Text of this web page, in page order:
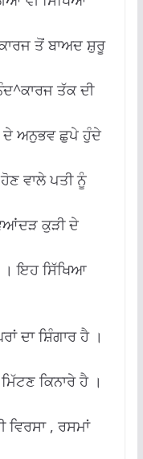
ਤੋਂ ਬਾਅਦ ਸ਼ੁਰੂ
ਤੱਕ ਦੀ
ਦੇ ਅਨੁਭਵ ਛੁਪੇ ਹੁੰਦੇ
ਵਾਲੇ ਪਤੀ ਨੂੰ
ਕੁੜੀ ਦੇ
। ਇਹ ਸਿੱਖਿਆ
ਦਾ ਸ਼ਿੰਗਾਰ ਹੈ ।
ਕਿਨਾਰੇ ਹੈ ।
ਵਿਰਸਾ , ਰਸਮਾਂ